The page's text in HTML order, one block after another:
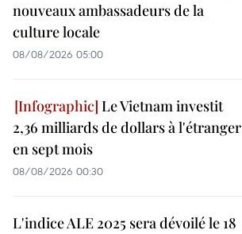
nouveaux ambassadeurs de la
culture locale
08/08/2026 05:00
Le Vietnam investit
2,36 milliards de dollars à l'étranger
en sept mois
08/08/2026 00:30
L'indice ALE 2025 sera dévoilé le 18